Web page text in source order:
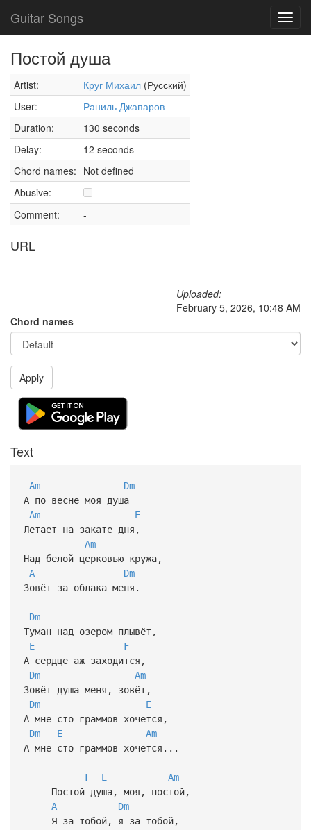
Guitar Songs
Постой душа
Artist: Круг Михаил (Русский)
User:
Раниль Джапаров
Duration:
130 seconds
Delay:
12 seconds
Chord names: Not defined
Abusive:
Comment:
-
URL
Uploaded:
February 5, 2026, 10:48 AM
Chord names
Apply
Text
Am
Dm
А по весне моя душа
Am
E
Летает на закате дня,
Am
Над белой церковью кружа,
A
Dm
Зовёт за облака меня.
Dm
Туман над озером плывёт,
E
F
А сердце аж заходится,
Dm
Am
Зовёт душа меня, зовёт,
Dm
E
А мне сто граммов хочется,
Dm
E
Am
А мне сто граммов хочется...
F E
Am
Постой душа, моя, постой,
A
Dm
Я за тобой, я за тобой,